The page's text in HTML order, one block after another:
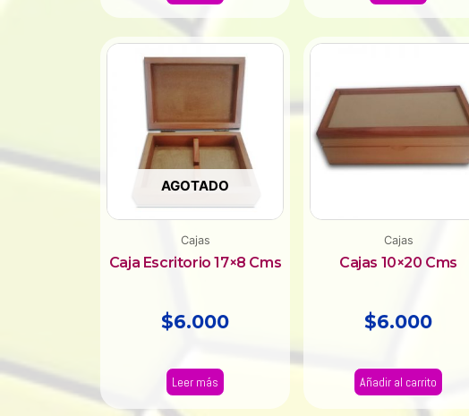
AGOTADO
Cajas
Caja Escritorio 17×8 Cms
$6.000
Leer más
Cajas
Cajas 10×20 Cms
$6.000
Añadir al carrito